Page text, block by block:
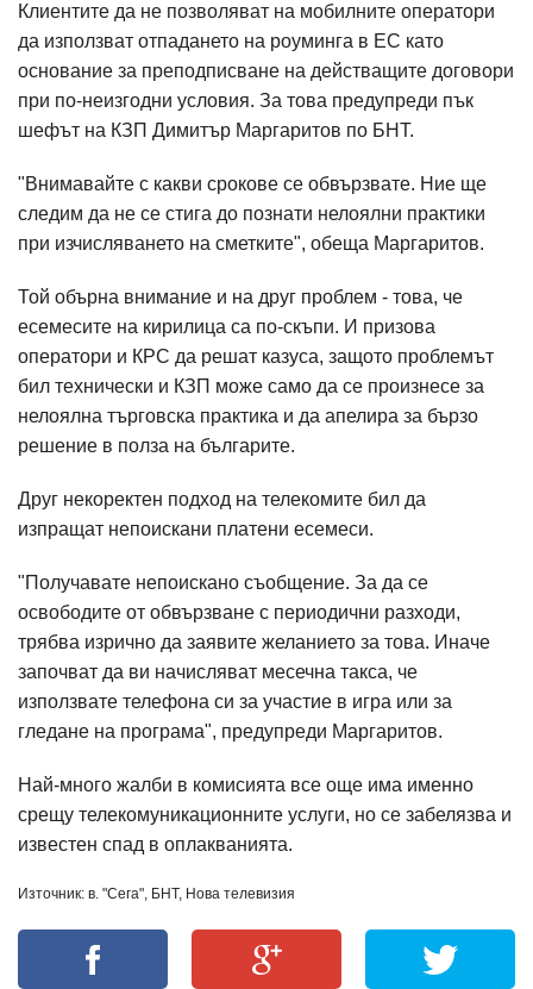
Клиентите да не позволяват на мобилните оператори
да използват отпадането на роуминга в ЕС като
основание за преподписване на действащите договори
при по-неизгодни условия. За това предупреди пък
шефът на КЗП Димитър Маргаритов по БНТ.
"Внимавайте с какви срокове се обвързвате. Ние ще
следим да не се стига до познати нелоялни практики
при изчисляването на сметките", обеща Маргаритов.
Той обърна внимание и на друг проблем - това, че
есемесите на кирилица са по-скъпи. И призова
оператори и КРС да решат казуса, защото проблемът
бил технически и КЗП може само да се произнесе за
нелоялна търговска практика и да апелира за бързо
решение в полза на българите.
Друг некоректен подход на телекомите бил да
изпращат непоискани платени есемеси.
"Получавате непоискано съобщение. За да се
освободите от обвързване с периодични разходи,
трябва изрично да заявите желанието за това. Иначе
започват да ви начисляват месечна такса, че
използвате телефона си за участие в игра или за
гледане на програма", предупреди Маргаритов.
Най-много жалби в комисията все още има именно
срещу телекомуникационните услуги, но се забелязва и
известен спад в оплакванията.
Източник: в. "Сега", БНТ, Нова телевизия